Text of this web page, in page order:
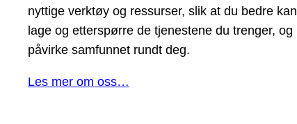
nyttige verktøy og ressurser, slik at du bedre kan
lage og etterspørre de tjenestene du trenger, og
påvirke samfunnet rundt deg.
Les mer om oss…